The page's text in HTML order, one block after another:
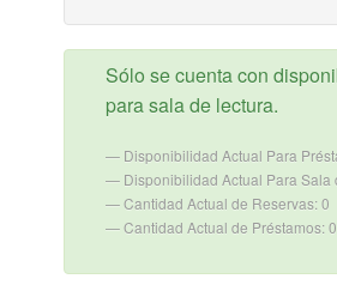
Sólo se cuenta con
para sala de lectura.
Disponibilidad Actual Para
Disponibilidad Actual Para Sala
Cantidad Actual de Reservas: 0
Cantidad Actual de Préstamos: 0